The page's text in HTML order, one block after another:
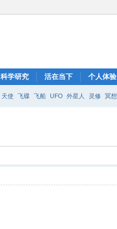
科学研究 活在当下 个人体验
天使 飞碟 飞船 UFO 外星人 灵修 冥想